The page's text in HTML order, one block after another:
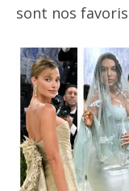
sont nos